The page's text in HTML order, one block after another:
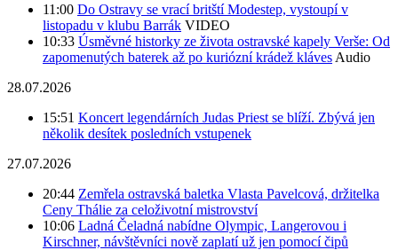
11:00 Do Ostravy se vrací britští Modestep, vystoupí v
listopadu v klubu Barrák VIDEO
10:33 Úsměvné historky ze života ostravské kapely Verše: Od
zapomenutých baterek až po kuriózní krádež kláves Audio
28.07.2026
15:51 Koncert legendárních Judas Priest se blíží. Zbývá jen
několik desítek posledních vstupenek
27.07.2026
20:44 Zemřela ostravská baletka Vlasta Pavelcová, držitelka
Ceny Thálie za celoživotní mistrovství
10:06 Ladná Čeladná nabídne Olympic, Langerovou i
Kirschner, návštěvníci nově zaplatí už jen pomocí čipů